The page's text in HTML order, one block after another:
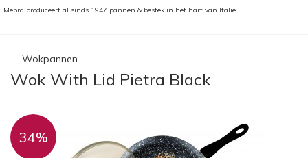
Mepra produceert al sinds 1947 pannen & bestek in het hart van Italië.
Wokpannen
Wok With Lid Pietra Black
34%